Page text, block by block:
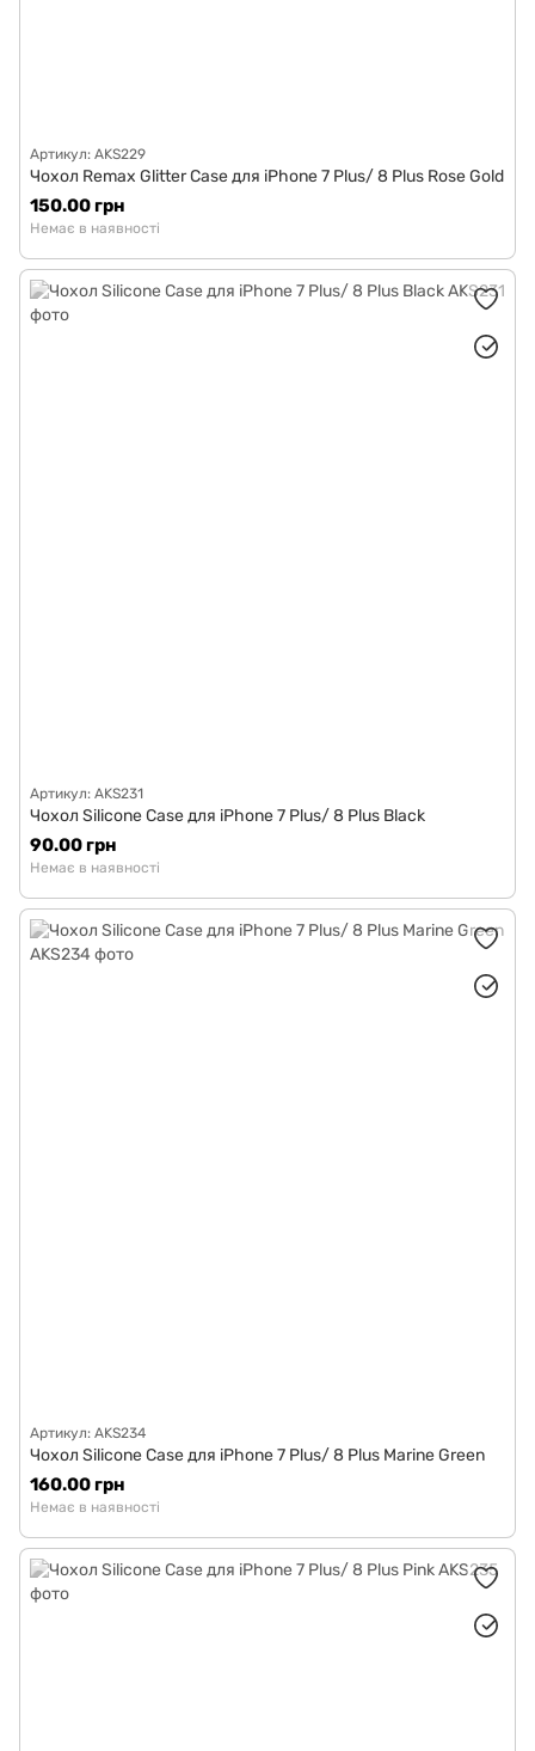
Артикул: AKS229
Чохол Remax Glitter Case для iPhone 7 Plus/ 8 Plus Rose Gold
150.00 грн
Немає в наявності
Артикул: AKS231
Чохол Silicone Case для iPhone 7 Plus/ 8 Plus Black
90.00 грн
Немає в наявності
Артикул: AKS234
Чохол Silicone Case для iPhone 7 Plus/ 8 Plus Marine Green
160.00 грн
Немає в наявності